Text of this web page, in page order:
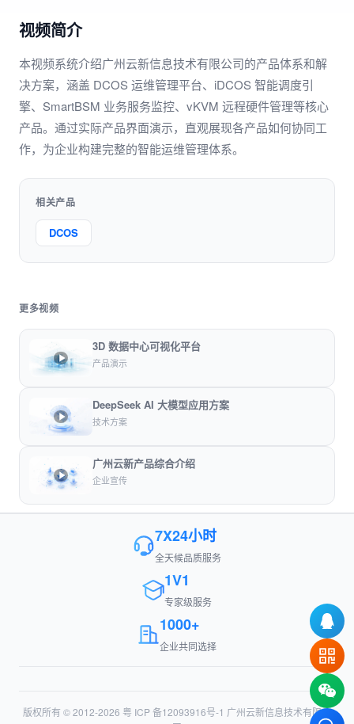
视频简介
本视频系统介绍广州云新信息技术有限公司的产品体系和解
决方案，涵盖 DCOS 运维管理平台、iDCOS 智能调度引
擎、SmartBSM 业务服务监控、vKVM 远程硬件管理等核心
产品。通过实际产品界面演示，直观展现各产品如何协同工
作，为企业构建完整的智能运维管理体系。
相关产品
DCOS
更多视频
3D 数据中心可视化平台
产品演示
DeepSeek AI 大模型应用方案
技术方案
广州云新产品综合介绍
企业宣传
7X24小时
全天候品质服务
1V1
专家级服务
1000+
企业共同选择
版权所有 © 2012-2026 粤 ICP 备12093916号-1 广州云新信息技术有限公